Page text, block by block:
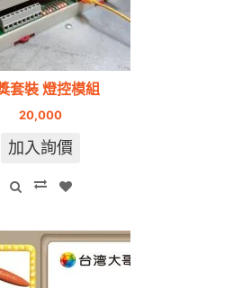
套裝 燈控模組
20,000
加入詢價